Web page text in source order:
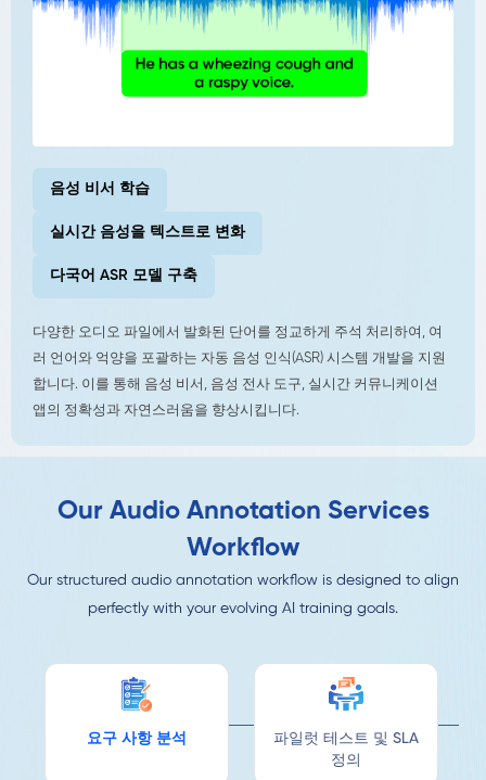
음성 비서 학습
실시간 음성을 텍스트로 변화
다국어 ASR 모델 구축
다양한 오디오 파일에서 발화된 단어를 정교하게 주석 처리하여, 여
러 언어와 억양을 포괄하는 자동 음성 인식(ASR) 시스템 개발을 지원
합니다. 이를 통해 음성 비서, 음성 전사 도구, 실시간 커뮤니케이션
앱의 정확성과 자연스러움을 향상시킵니다.
Our Audio Annotation Services
Workflow
Our structured audio annotation workflow is designed to align
perfectly with your evolving AI training goals.
요구 사항 분석
파일럿 테스트 및 SLA
정의